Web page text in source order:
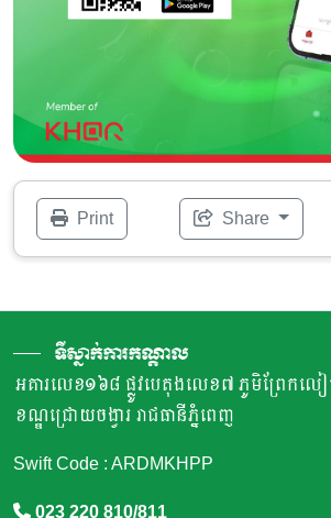
Print Share
ទីស្នាក់ការកណ្តាល
អគារលេខ១៦៨ ផ្លូវបេតុងលេខ៧ ភូមិព្រែកល
ខណ្ឌជ្រោយចង្វារ រាជធានីភ្នំពេញ
Swift Code : ARDMKHPP
023 220 810/811